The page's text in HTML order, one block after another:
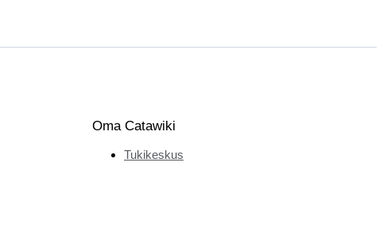
Oma Catawiki
Tukikeskus